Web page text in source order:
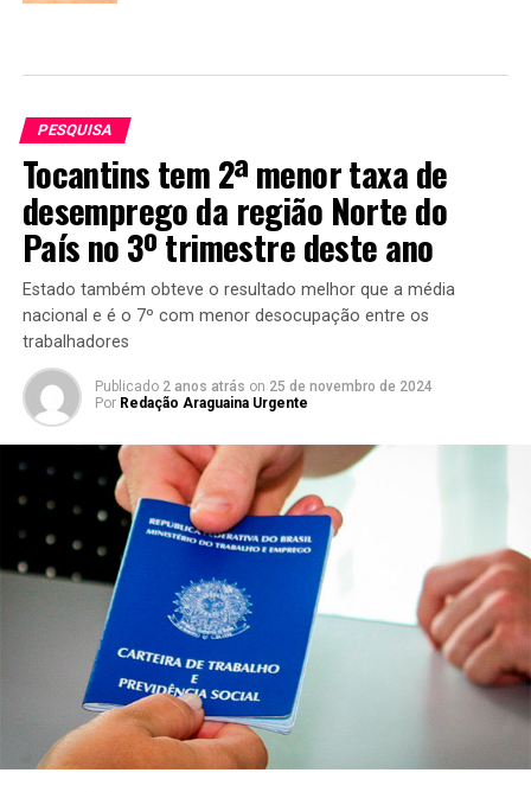
PESQUISA
Tocantins tem 2ª menor taxa de
desemprego da região Norte do
País no 3º trimestre deste ano
Estado também obteve o resultado melhor que a média
nacional e é o 7º com menor desocupação entre os
trabalhadores
Publicado 2 anos atrás on 25 de novembro de 2024
Por Redação Araguaina Urgente